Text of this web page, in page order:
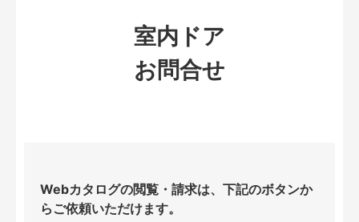
室内ドア
お問合せ
Webカタログの閲覧・請求は、下記のボタンか
らご依頼いただけます。